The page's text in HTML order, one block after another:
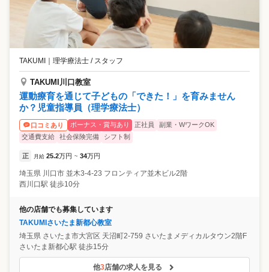
TAKUMI ｜ 理学療法士 / スタッフ
TAKUMI川口教室
運動療育を通じて⼦どもの「できた！」を育みません
か？児童指導員（理学療法士）
口コミあり ボーナス・賞与あり 正社員
副業・WワークOK
交通費支給
社会保険完備 シフト制
正 月給 25.2万円 ~ 34万円
埼玉県 川口市 並木3-4-23 フロンティア並木ビル2階
西川口駅 徒歩10分
他の店舗でも募集しています
TAKUMIさいたま新都心教室
埼玉県 さいたま市大宮区 天沼町2-759 さいたまメディカルタウン2階F
さいたま新都心駅 徒歩15分
他3店舗の求人を見る